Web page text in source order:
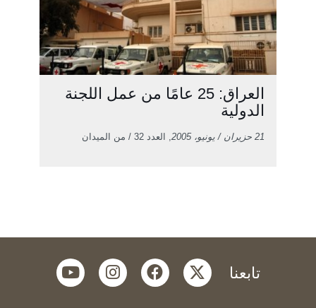
العراق: 25 عامًا من عمل اللجنة
الدولية
21 حزيران / يونيو، 2005 , العدد 32 / من الميدان
تابعنا twitter
facebook
instagram
youtube